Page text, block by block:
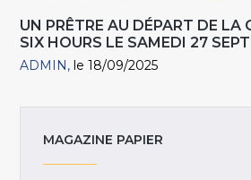
UN PRÊTRE AU DÉPART DE LA
SIX HOURS LE SAMEDI 27
ADMIN le 18/09/2025
MAGAZINE PAPIER